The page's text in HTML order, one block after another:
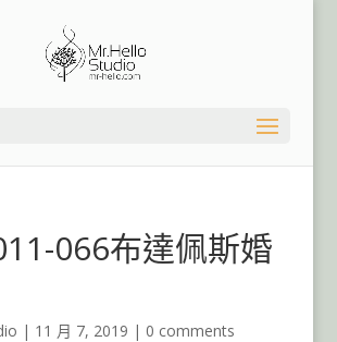
066布達佩斯婚
| 11 月 7, 2019 | 0 comments